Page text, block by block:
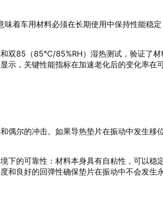
着车用材料必须在长期使用中保持性能稳定
双85（85℃/85%RH）湿热测试，验证了材
示，关键性能指标在加速老化后的变化率在
偶尔的冲击。如果导热垫片在振动中发生移
下的可靠性：材料本身具有自粘性，可以稳
和良好的回弹性确保垫片在振动中不会发生